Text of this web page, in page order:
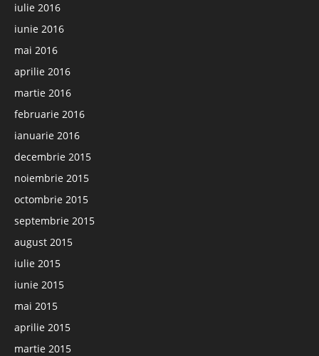
iulie 2016
iunie 2016
mai 2016
aprilie 2016
martie 2016
februarie 2016
ianuarie 2016
decembrie 2015
noiembrie 2015
octombrie 2015
septembrie 2015
august 2015
iulie 2015
iunie 2015
mai 2015
aprilie 2015
martie 2015